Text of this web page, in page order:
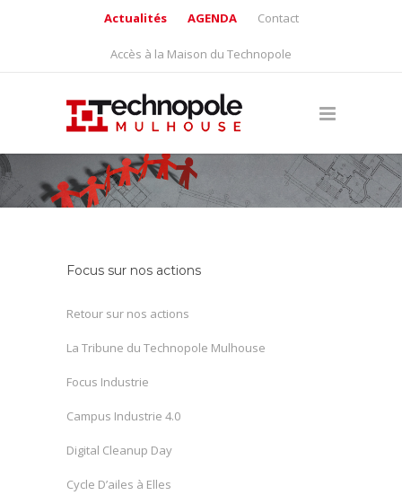
Actualités AGENDA Contact
Accès à la Maison du Technopole
Focus sur nos actions
Retour sur nos actions
La Tribune du Technopole Mulhouse
Focus Industrie
Campus Industrie 4.0
Digital Cleanup Day
Cycle D’ailes à Elles